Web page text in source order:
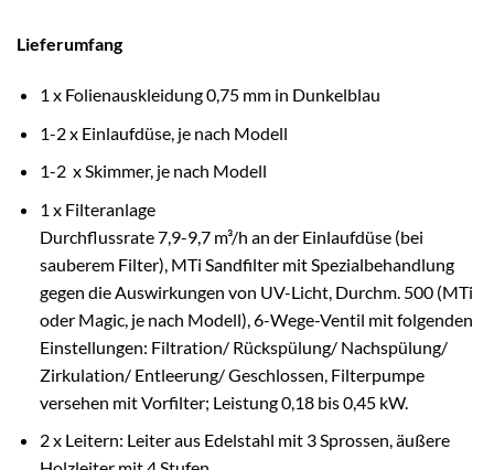
Lieferumfang
1 x Folienauskleidung 0,75 mm in Dunkelblau
1-2 x Einlaufdüse, je nach Modell
1-2 x Skimmer, je nach Modell
1 x Filteranlage
Durchflussrate 7,9-9,7 m³/h an der Einlaufdüse (bei
sauberem Filter), MTi Sandfilter mit Spezialbehandlung
gegen die Auswirkungen von UV-Licht, Durchm. 500 (MTi
oder Magic, je nach Modell), 6-Wege-Ventil mit folgenden
Einstellungen: Filtration/ Rückspülung/ Nachspülung/
Zirkulation/ Entleerung/ Geschlossen, Filterpumpe
versehen mit Vorfilter; Leistung 0,18 bis 0,45 kW.
2 x Leitern: Leiter aus Edelstahl mit 3 Sprossen, äußere